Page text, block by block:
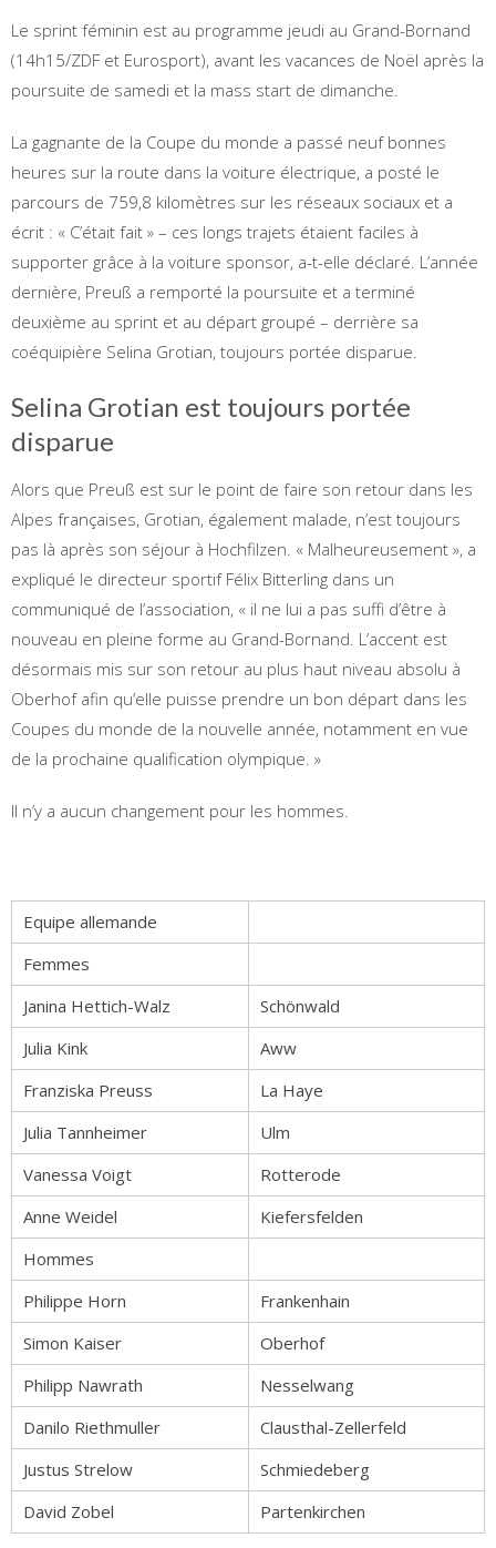
Le sprint féminin est au programme jeudi au Grand-Bornand
(14h15/ZDF et Eurosport), avant les vacances de Noël après la
poursuite de samedi et la mass start de dimanche.
La gagnante de la Coupe du monde a passé neuf bonnes
heures sur la route dans la voiture électrique, a posté le
parcours de 759,8 kilomètres sur les réseaux sociaux et a
écrit : « C’était fait » – ces longs trajets étaient faciles à
supporter grâce à la voiture sponsor, a-t-elle déclaré. L’année
dernière, Preuß a remporté la poursuite et a terminé
deuxième au sprint et au départ groupé – derrière sa
coéquipière Selina Grotian, toujours portée disparue.
Selina Grotian est toujours portée
disparue
Alors que Preuß est sur le point de faire son retour dans les
Alpes françaises, Grotian, également malade, n’est toujours
pas là après son séjour à Hochfilzen. « Malheureusement », a
expliqué le directeur sportif Félix Bitterling dans un
communiqué de l’association, « il ne lui a pas suffi d’être à
nouveau en pleine forme au Grand-Bornand. L’accent est
désormais mis sur son retour au plus haut niveau absolu à
Oberhof afin qu’elle puisse prendre un bon départ dans les
Coupes du monde de la nouvelle année, notamment en vue
de la prochaine qualification olympique. »
Il n’y a aucun changement pour les hommes.
Equipe allemande
Femmes
Janina Hettich-Walz
Schönwald
Julia Kink
Aww
Franziska Preuss
La Haye
Julia Tannheimer
Ulm
Vanessa Voigt
Rotterode
Anne Weidel
Kiefersfelden
Hommes
Philippe Horn
Frankenhain
Simon Kaiser
Oberhof
Philipp Nawrath
Nesselwang
Danilo Riethmuller
Clausthal-Zellerfeld
Justus Strelow
Schmiedeberg
David Zobel
Partenkirchen